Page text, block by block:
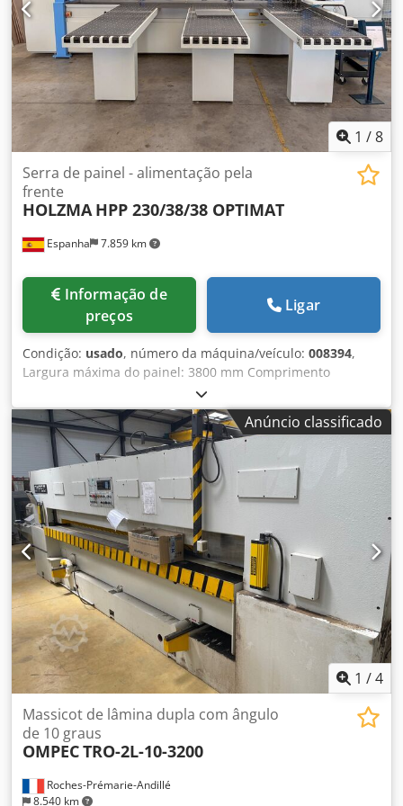
inferior: 200 mm Bocal superior de extração de pó: 75 mm
DETALHES DA MÁQUINA Cjdpozqcrzjfx Afpeha Tensão: 400
V / 50 Hz / 3 fases EQUIPAMENTO - GVision XP - Carro da
serra sem escovas
1 /8
Espanha 7.859 km
Serra de painel - alimentação pela
frente
HOLZMA HPP 230/38/38 OPTIMAT
preços
Ligar
Condição: usado, número da máquina/veículo: 008394,
Largura máxima do painel: 3800 mm Comprimento
máximo do painel: 3800 mm Avanço máximo da lâmina
principal: 55 mm Chsdpoygtbtjfx Afpsa Número de pinças
de aperto: 4
Anúncio classificado
1 /4
Roches-Prémarie-Andillé
8.540 km
Massicot de lâmina dupla com ângulo
de 10 graus
OMPECTRO-2L-10-3200